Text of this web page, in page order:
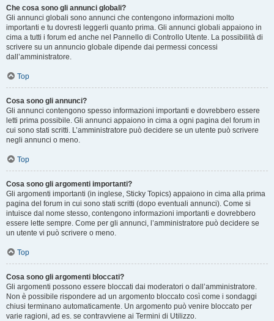
Che cosa sono gli annunci globali?
Gli annunci globali sono annunci che contengono informazioni molto
importanti e tu dovresti leggerli quanto prima. Gli annunci globali appaiono in
cima a tutti i forum ed anche nel Pannello di Controllo Utente. La possibilità di
scrivere su un annuncio globale dipende dai permessi concessi
dall’amministratore.
Top
Cosa sono gli annunci?
Gli annunci contengono spesso informazioni importanti e dovrebbero essere
letti prima possibile. Gli annunci appaiono in cima a ogni pagina del forum in
cui sono stati scritti. L’amministratore può decidere se un utente può scrivere
negli annunci o meno.
Top
Cosa sono gli argomenti importanti?
Gli argomenti importanti (in inglese, Sticky Topics) appaiono in cima alla prima
pagina del forum in cui sono stati scritti (dopo eventuali annunci). Come si
intuisce dal nome stesso, contengono informazioni importanti e dovrebbero
essere lette sempre. Come per gli annunci, l’amministratore può decidere se
un utente vi può scrivere o meno.
Top
Cosa sono gli argomenti bloccati?
Gli argomenti possono essere bloccati dai moderatori o dall’amministratore.
Non è possibile rispondere ad un argomento bloccato così come i sondaggi
chiusi terminano automaticamente. Un argomento può venire bloccato per
varie ragioni, ad es. se contravviene ai Termini di Utilizzo.